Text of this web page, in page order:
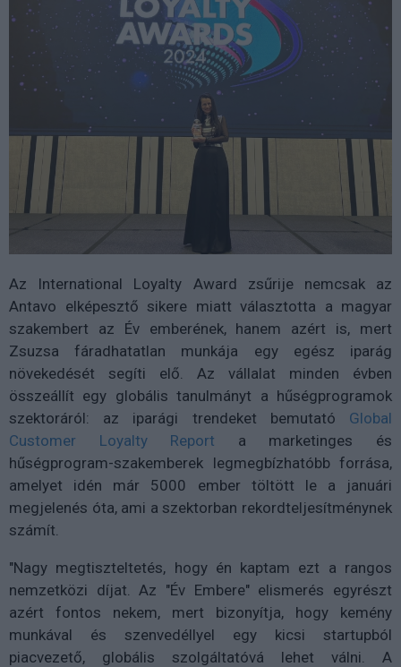
Az International Loyalty Award zsűrije nemcsak az
Antavo elképesztő sikere miatt választotta a magyar
szakembert az Év emberének, hanem azért is, mert
Zsuzsa fáradhatatlan munkája egy egész iparág
növekedését segíti elő. Az vállalat minden évben
összeállít egy globális tanulmányt a hűségprogramok
szektoráról: az iparági trendeket bemutató Global
Customer Loyalty Report a marketinges és
hűségprogram-szakemberek legmegbízhatóbb forrása,
amelyet idén már 5000 ember töltött le a januári
megjelenés óta, ami a szektorban rekordteljesítménynek
számít.
"Nagy megtiszteltetés, hogy én kaptam ezt a rangos
nemzetközi díjat. Az "Év Embere" elismerés egyrészt
azért fontos nekem, mert bizonyítja, hogy kemény
munkával és szenvedéllyel egy kicsi startupból
piacvezető, globális szolgáltatóvá lehet válni. A